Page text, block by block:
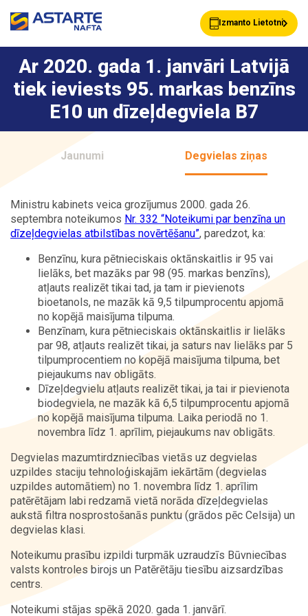
Izmanto Lietotni
Akcijas Jaunumi
Uzpildes stacijas Klientu Kartes
Pakalpojumi Astarte Bizness
Vairumtirdzniecība Par ASTARTE
Kontakti
Ar 2020. gada 1. janvāri Latvijā
tiek ieviests 95. markas benzīns
E10 un dīzeļdegviela B7
Jaunumi Degvielas ziņas
Ministru kabinets veica grozījumus 2000. gada 26.
septembra noteikumos Nr. 332 “Noteikumi par benzīna un
dīzeļdegvielas atbilstības novērtēšanu”, paredzot, ka:
Benzīnu, kura pētnieciskais oktānskaitlis ir 95 vai
lielāks, bet mazāks par 98 (95. markas benzīns),
atļauts realizēt tikai tad, ja tam ir pievienots
bioetanols, ne mazāk kā 9,5 tilpumprocentu apjomā
no kopējā maisījuma tilpuma.
Benzīnam, kura pētnieciskais oktānskaitlis ir lielāks
par 98, atļauts realizēt tikai, ja saturs nav lielāks par 5
tilpumprocentiem no kopējā maisījuma tilpuma, bet
piejaukums nav obligāts.
Dīzeļdegvielu atļauts realizēt tikai, ja tai ir pievienota
biodegviela, ne mazāk kā 6,5 tilpumprocentu apjomā
no kopējā maisījuma tilpuma. Laika periodā no 1.
novembra līdz 1. aprīlim, piejaukums nav obligāts.
Degvielas mazumtirdzniecības vietās uz degvielas
uzpildes staciju tehnoloģiskajām iekārtām (degvielas
uzpildes automātiem) no 1. novembra līdz 1. aprīlim
patērētājam labi redzamā vietā norāda dīzeļdegvielas
aukstā filtra nosprostošanās punktu (grādos pēc Celsija) un
degvielas klasi.
Noteikumu prasību izpildi turpmāk uzraudzīs Būvniecības
valsts kontroles birojs un Patērētāju tiesību aizsardzības
centrs.
Noteikumi stājas spēkā 2020. gada 1. janvārī.